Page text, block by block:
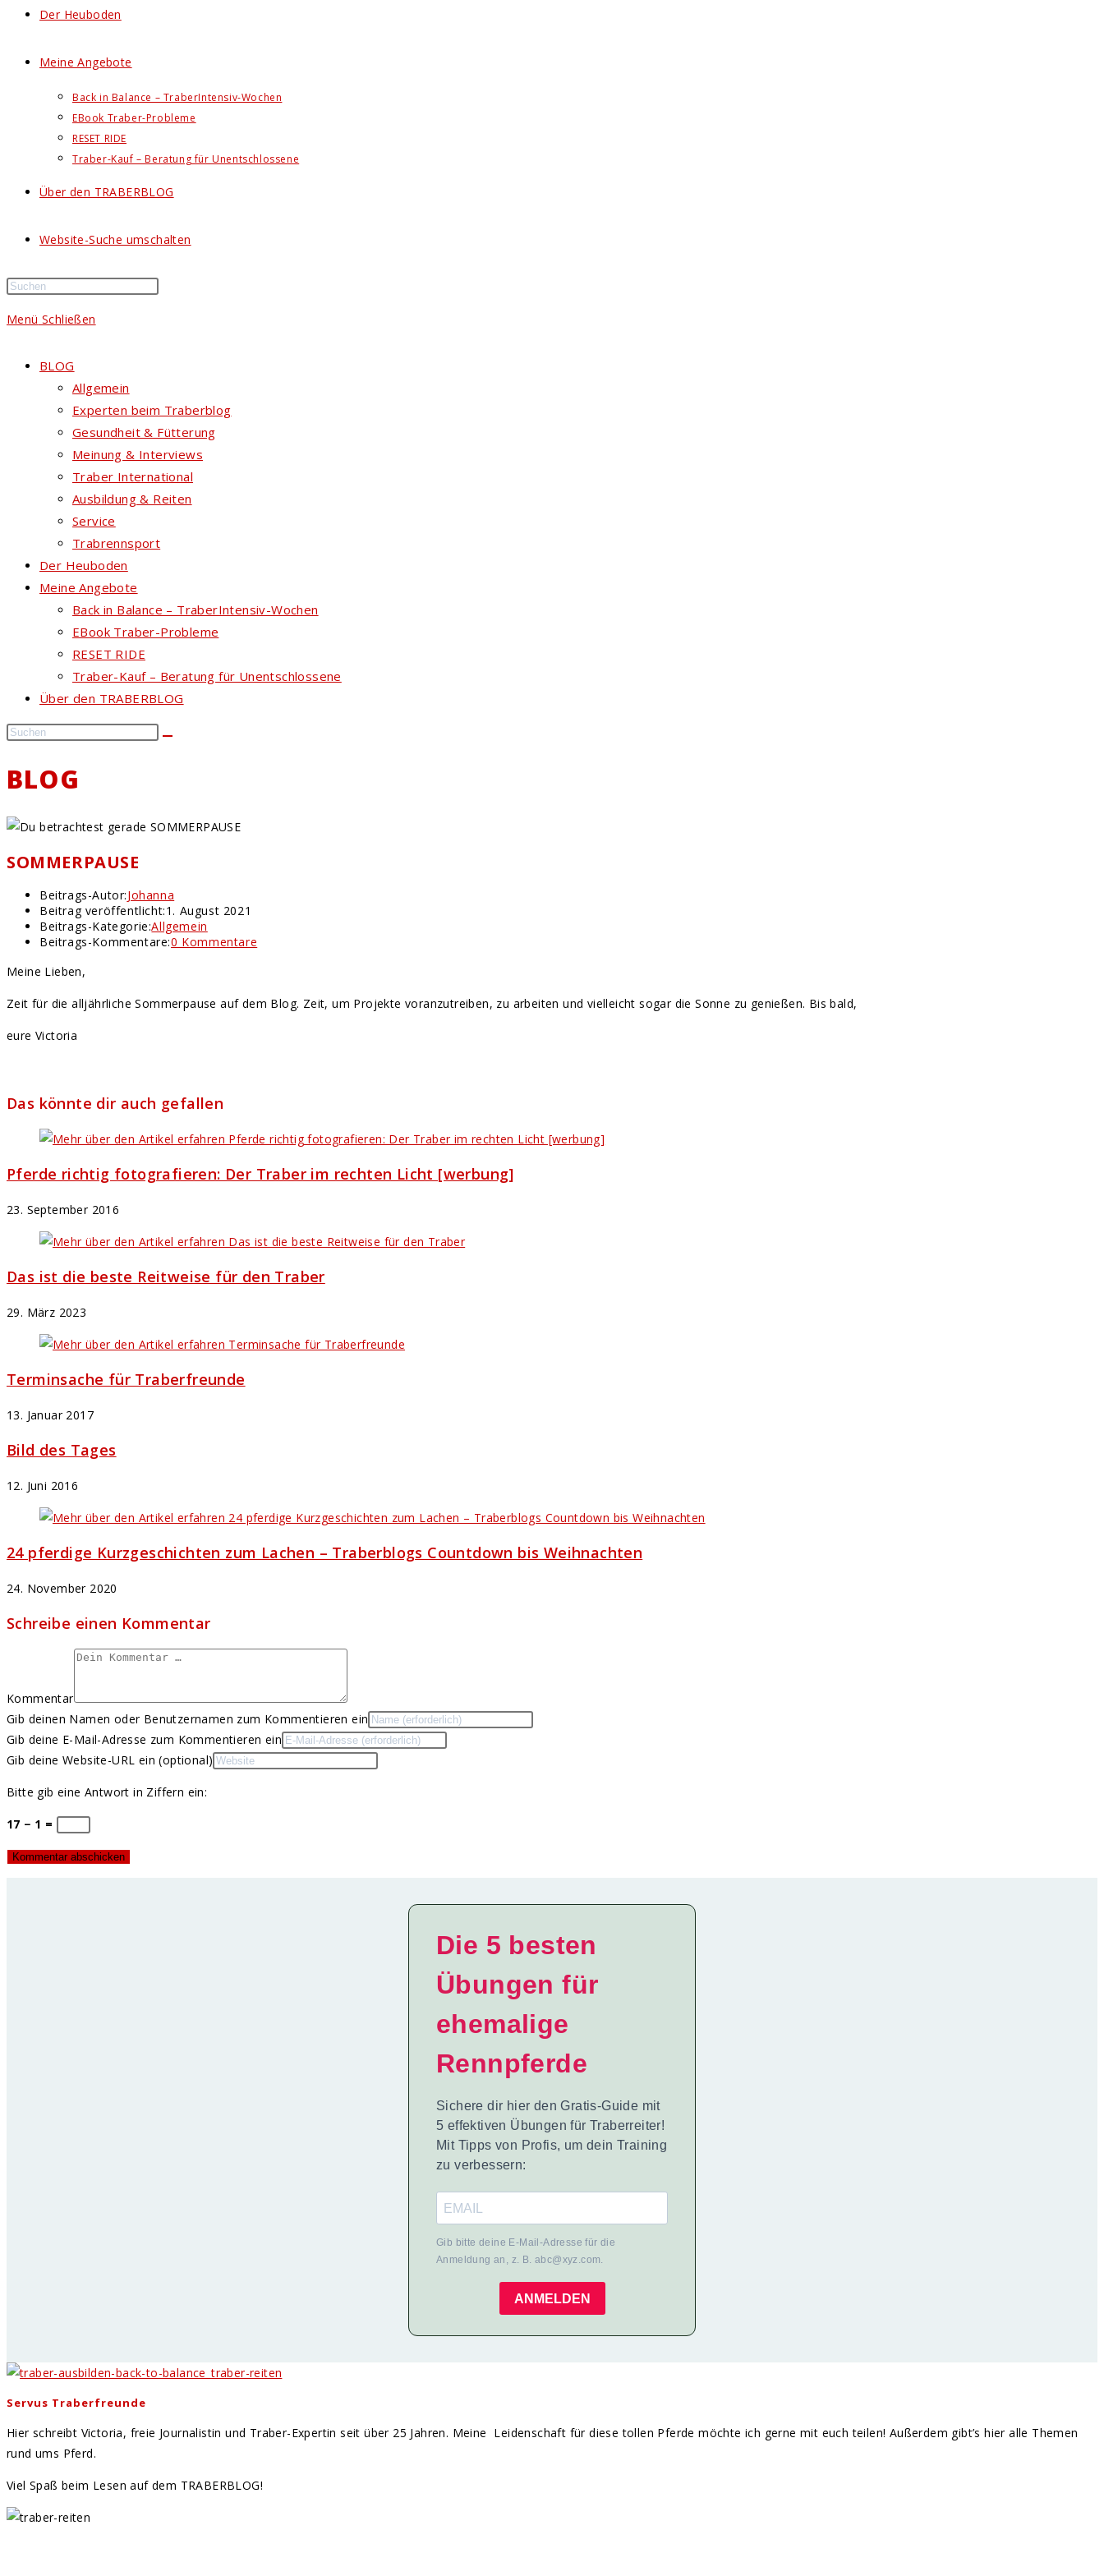
Der Heuboden
Meine Angebote
Back in Balance – TraberIntensiv-Wochen
EBook Traber-Probleme
RESET RIDE
Traber-Kauf – Beratung für Unentschlossene
Über den TRABERBLOG
Website-Suche umschalten
Menü Schließen
BLOG
Allgemein
Experten beim Traberblog
Gesundheit & Fütterung
Meinung & Interviews
Traber International
Ausbildung & Reiten
Service
Trabrennsport
Der Heuboden
Meine Angebote
Back in Balance – TraberIntensiv-Wochen
EBook Traber-Probleme
RESET RIDE
Traber-Kauf – Beratung für Unentschlossene
Über den TRABERBLOG
BLOG
SOMMERPAUSE
Beitrags-Autor:Johanna
Beitrag veröffentlicht:1. August 2021
Beitrags-Kategorie:Allgemein
Beitrags-Kommentare:0 Kommentare
Meine Lieben,
Zeit für die alljährliche Sommerpause auf dem Blog. Zeit, um Projekte voranzutreiben, zu arbeiten und vielleicht sogar die Sonne zu genießen. Bis bald,
eure Victoria
Das könnte dir auch gefallen
Pferde richtig fotografieren: Der Traber im rechten Licht [werbung]
23. September 2016
Das ist die beste Reitweise für den Traber
29. März 2023
Terminsache für Traberfreunde
13. Januar 2017
Bild des Tages
12. Juni 2016
24 pferdige Kurzgeschichten zum Lachen – Traberblogs Countdown bis Weihnachten
24. November 2020
Schreibe einen Kommentar
Kommentar
Gib deinen Namen oder Benutzernamen zum Kommentieren ein
Gib deine E-Mail-Adresse zum Kommentieren ein
Gib deine Website-URL ein (optional)
Bitte gib eine Antwort in Ziffern ein:
17 − 1 =
Die 5 besten
Übungen für
ehemalige
Rennpferde
Sichere dir hier den Gratis-Guide mit
5 effektiven Übungen für Traberreiter!
Mit Tipps von Profis, um dein Training
zu verbessern:
Gib bitte deine E-Mail-Adresse für die
Anmeldung an, z. B. abc@xyz.com.
ANMELDEN
Servus Traberfreunde
Hier schreibt Victoria, freie Journalistin und Traber-Expertin seit über 25 Jahren. Meine Leidenschaft für diese tollen Pferde möchte ich gerne mit euch teilen! Außerdem gibt’s hier alle Themen
rund ums Pferd.
Viel Spaß beim Lesen auf dem TRABERBLOG!